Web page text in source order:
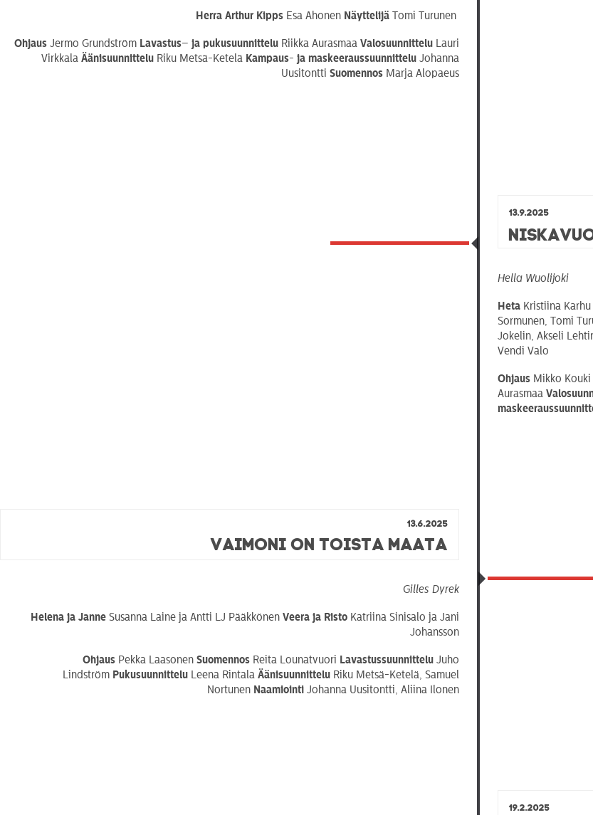
Herra Arthur Kipps Esa Ahonen Näyttelijä Tomi Turunen
Ohjaus Jermo Grundström Lavastus–ja pukusuunnittelu Riikka AurasmaaValosuunnittelu Lauri
VirkkalaÄänisuunnittelu Riku Metsä-Ketelä Kampaus- ja maskeeraussuunnittelu Johanna
UusitonttiSuomennos Marja Alopaeus
13.9.2025
Hella Wuolijoki
HetaKristiina Karhu
Sormunen, Tomi
Jokelin, Akseli
Vendi Valo
OhjausMikko Kouki
Aurasmaa
13.6.2025
Vaimoni on toista maata
Gilles Dyrek
Helena ja Janne Susanna Laine ja Antti LJ PääkkönenVeera ja Risto Katriina Sinisalo ja Jani
Johansson
Ohjaus Pekka LaasonenSuomennos Reita Lounatvuori Lavastussuunnittelu Juho
Lindström Pukusuunnittelu Leena RintalaÄänisuunnittelu Riku Metsä-Ketelä, Samuel
Nortunen Naamiointi Johanna Uusitontti, Aliina Ilonen
19.2.2025